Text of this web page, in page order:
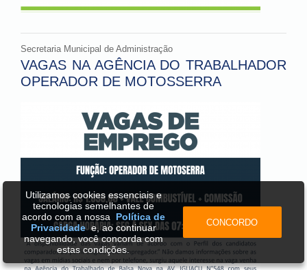
Secretaria Municipal de Administração
VAGAS NA AGÊNCIA DO TRABALHADOR
OPERADOR DE MOTOSSERRA
Utilizamos cookies essenciais e
tecnologias semelhantes de
acordo com a nossa Política de
Privacidadee, ao continuar
navegando, você concorda com
estas condições.
CONCORDO